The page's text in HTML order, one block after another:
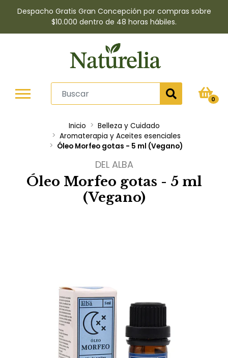
Despacho Gratis Gran Concepción por compras sobre
$10.000 dentro de 48 horas hábiles.
0
Inicio
Belleza y Cuidado
Aromaterapia y Aceites esenciales
Óleo Morfeo gotas - 5 ml (Vegano)
DEL ALBA
Óleo Morfeo gotas - 5 ml
(Vegano)